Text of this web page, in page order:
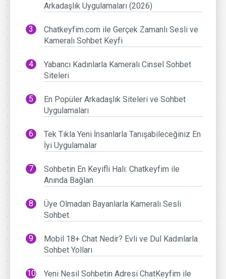
Arkadaşlık Uygulamaları (2026)
Chatkeyfim.com ile Gerçek Zamanlı Sesli ve
Kameralı Sohbet Keyfi
Yabancı Kadınlarla Kameralı Cinsel Sohbet
Siteleri
En Popüler Arkadaşlık Siteleri ve Sohbet
Uygulamaları
Tek Tıkla Yeni İnsanlarla Tanışabileceğiniz En
İyi Uygulamalar
Sohbetin En Keyifli Hali: Chatkeyfim ile
Anında Bağlan
Üye Olmadan Bayanlarla Kameralı Sesli
Sohbet
Mobil 18+ Chat Nedir? Evli ve Dul Kadınlarla
Sohbet Yolları
Yeni Nesil Sohbetin Adresi ChatKeyfim ile